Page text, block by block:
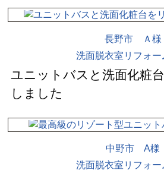
長野市 Ａ様
洗面脱衣室リフォー
ユニットバスと洗面化粧
しました
中野市 A様
洗面脱衣室リフォー